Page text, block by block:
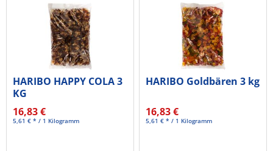
HARIBO HAPPY COLA 3
KG
16,83 €
5,61 € * / 1 Kilogramm
HARIBO Goldbären 3 kg
16,83 €
5,61 € * / 1 Kilogramm